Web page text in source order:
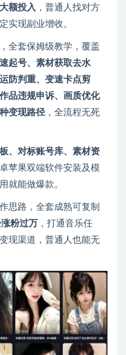
额投入 ，普通人找对方
实现副业增收。
全套保姆级教学，覆盖
起号、素材获取去水
防判重、变速卡点剪
作品违规申诉、画质优化
变现路径 ，全流程无死
、对标账号库、素材资
苹果双端软件安装及模
就能做爆款。
思路，全套成熟可复制
粉过万 ，打通音乐任
现渠道，普通人也能无